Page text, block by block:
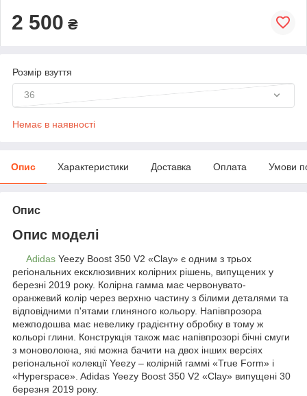
2 500 ₴
Розмір взуття
36
Немає в наявності
Опис Характеристики Доставка Оплата Умови
Опис
Опис моделі
Adidas Yeezy Boost 350 V2 «Clay» є одним з трьох
регіональних ексклюзивних колірних рішень, випущених у
березні 2019 року. Колірна гамма має червонувато-
оранжевий колір через верхню частину з білими деталями та
відповідними п'ятами глиняного кольору. Напівпрозора
межподошва має невелику градієнтну обробку в тому ж
кольорі глини. Конструкція також має напівпрозорі бічні смуги
з моноволокна, які можна бачити на двох інших версіях
регіональної колекції Yeezy – колірній гаммі «True Form» і
«Hyperspace». Adidas Yeezy Boost 350 V2 «Clay» випущені 30
березня 2019 року.